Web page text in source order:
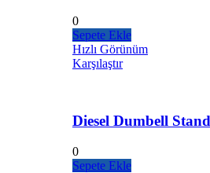
0
Sepete Ekle
Hızlı Görünüm
Karşılaştır
Diesel Dumbell
0
Sepete Ekle